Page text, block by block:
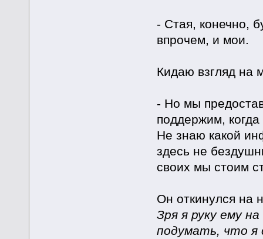
- Стая, конечно,
впрочем, и мои.
Кидаю взгляд на
- Но мы
поддержим,
Не знаю какой
здесь не
своих мы стоим
Он откинулся на
Зря я руку ему
подумать, что я